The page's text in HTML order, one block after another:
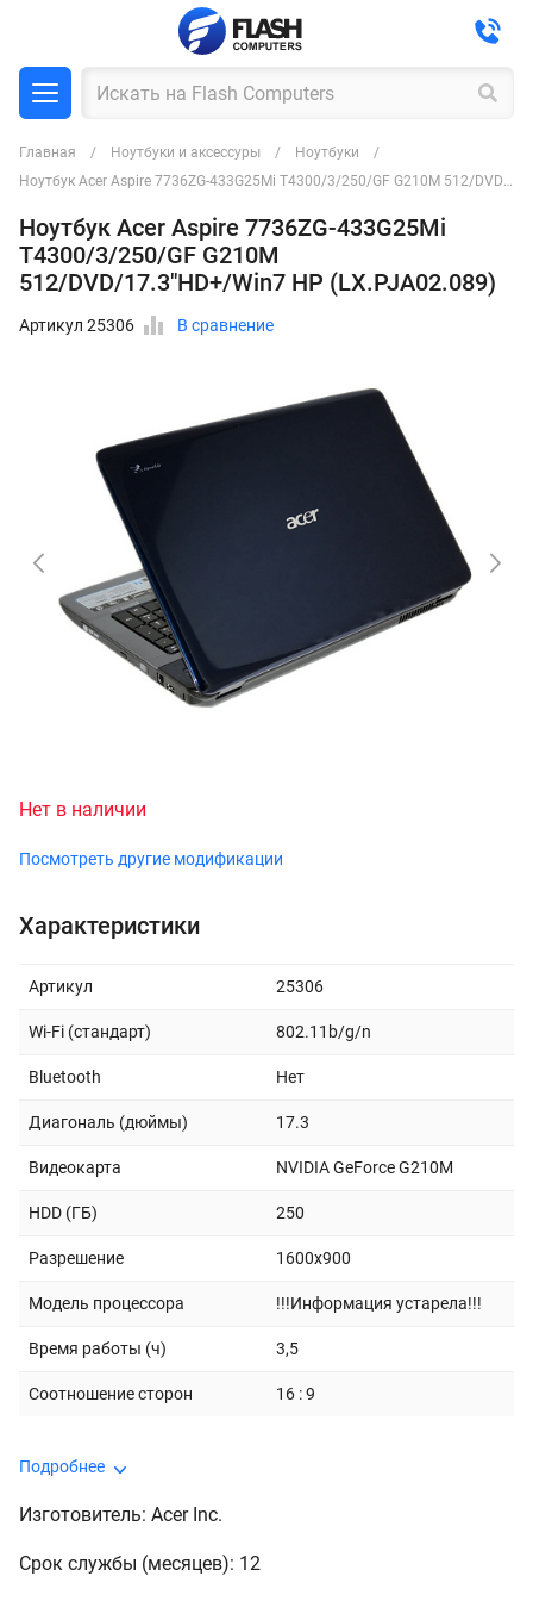
Главная Ноутбуки и аксессуры
Ноутбуки
Ноутбук Acer Aspire 7736ZG-433G25Mi T4300/3/250/GF G210M 512/DVD/17.3"HD+/Win7 HP (LX.PJA02.089)
Ноутбук Acer Aspire 7736ZG-433G25Mi
T4300/3/250/GF G210M
512/DVD/17.3"HD+/Win7 HP (LX.PJA02.089)
Артикул 25306 В сравнение
Нет в наличии
Посмотреть другие модификации
Характеристики
Артикул 25306
Wi-Fi (стандарт) 802.11b/g/n
Bluetooth Нет
Диагональ (дюймы) 17.3
Видеокарта NVIDIA GeForce G210M
HDD (ГБ) 250
Разрешение 1600x900
Модель процессора !!!Информация устарела!!!
Время работы (ч) 3,5
Соотношение сторон 16 : 9
Подробнее
Изготовитель: Acer Inc.
Срок службы (месяцев): 12